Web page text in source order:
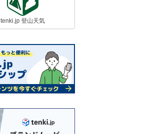
tenki.jp 登山天気